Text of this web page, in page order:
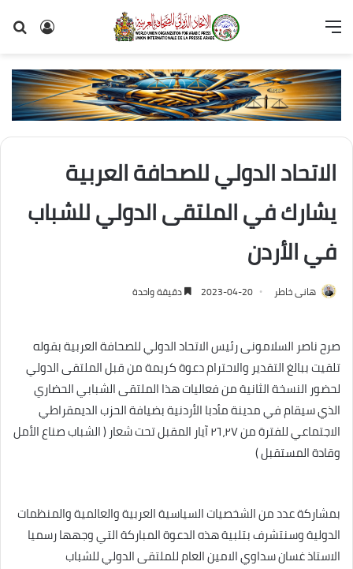
تسجيل
القائمة
الاتحاد الدولي للصحافة العربية
يشارك في الملتقى الدولي للشباب
في الأردن
هانى خاطر 2023-04-20 دقيقة واحدة
صرح ناصر السلامونى رئيس الاتحاد الدولي للصحافة العربية بقوله
تلقيت ببالغ التقدير والاحترام دعوة كريمة من قبل الملتقى الدولي
لحضور النسخة الثانية من فعاليات هذا الملتقى الشبابي الحضاري
الذي سيقام في مدينة مأدبا الأردنية بضيافة الحزب الديمقراطي
الاجتماعي للفترة من ٢٦،٢٧ آيار المقبل تحت شعار ( الشباب صناع الأمل
وقادة المستقبل )
بمشاركة عدد من الشخصيات السياسية العربية والعالمية والمنظمات
الدولية وسنتشرف بتلبية هذه الدعوة المباركة التي وجهها رسميا
الاستاذ غسان سداوي الامين العام للملتقى الدولي للشباب